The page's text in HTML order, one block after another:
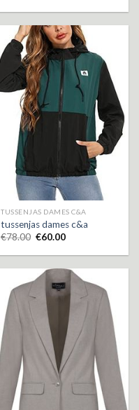
TUSSENJAS DAMES C&A
tussenjas dames c&a
€78.00 €60.00